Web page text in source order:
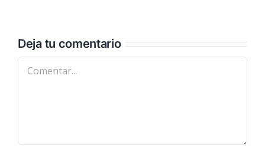
Deja tu comentario
Comentar